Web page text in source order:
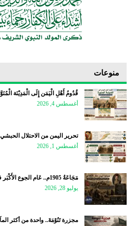
منوعات
قُدُومُ أَهْلِ الْيَمَن إِلَى الْمَدِيْنَة
أغسطس 4, 2026
تحرير اليمن من الاحتلال الحبشي عام 572م. معركة
أغسطس 1, 2026
مَجَاعَةُ 1905م.. عَام الجوع الأَكْبَر في تاريخ اليمن…
يوليو 28, 2026
مجزرة تَنُوْمَةَ.. واحدة من أكثر